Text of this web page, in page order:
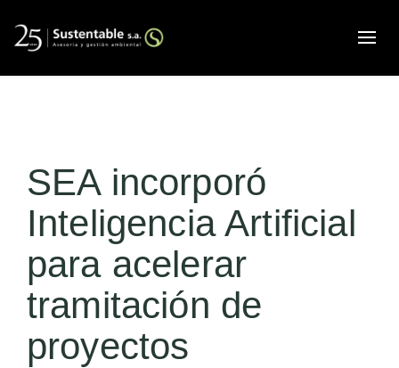
SEA incorporó
Inteligencia Artificial
para acelerar
tramitación de
proyectos